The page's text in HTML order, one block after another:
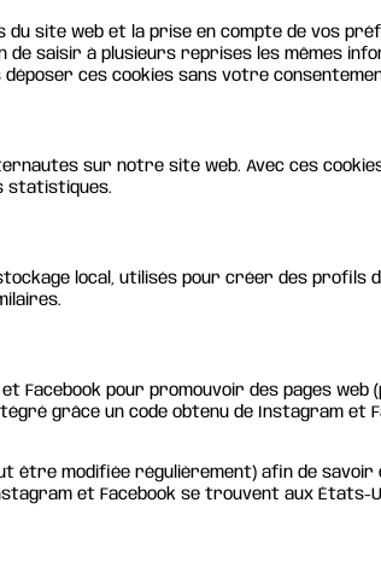
site web et la prise en compte de vos
de saisir à plusieurs reprises les mêmes
ces cookies sans votre
sur notre site web. Avec ces
statistiques.
local, utilisés pour créer des profils
pour promouvoir des pages web
grâce un code obtenu de Instagram
être modifiée régulièrement) afin de
et Facebook se trouvent aux États-